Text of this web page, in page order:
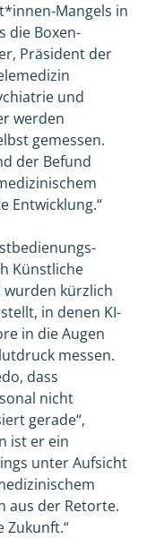
Mangels in
die Boxen-
Präsident der
und
werden
gemessen.
der Befund
Entwicklung.“
Künstliche
wurden kürzlich
in denen KI-
in die Augen
messen.
dass
nicht
gerade“,
ist er ein
unter Aufsicht
aus der Retorte.
Zukunft.“